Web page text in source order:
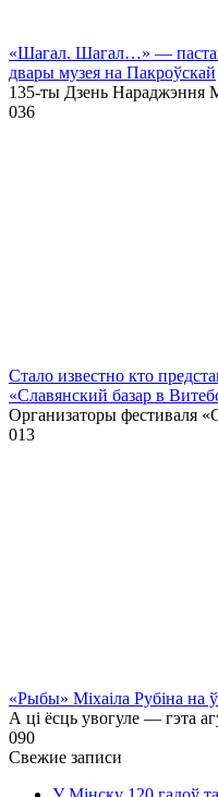
«Шагал. Шагал…» —
двары музея на Пакроўскай
135-ты Дзень Нараджэння
036
Стало известно кто
«Славянский базар в
Организаторы фестиваля
013
«Рыбы» Міхаіла Рубіна
А ці ёсць увогуле — гэта
090
Свежие записи